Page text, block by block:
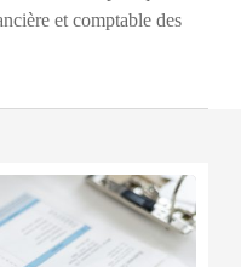
et comptable des